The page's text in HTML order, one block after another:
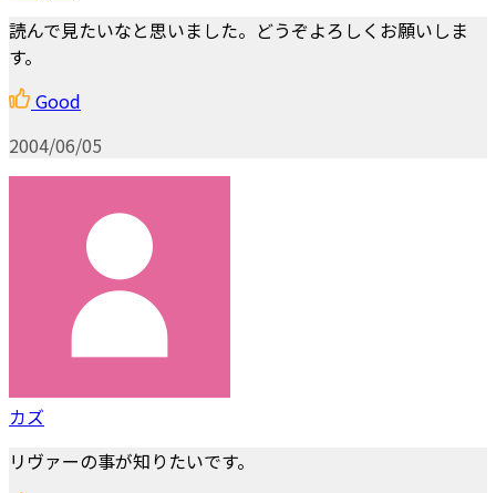
読んで見たいなと思いました。どうぞよろしくお願いしま
す。
Good
2004/06/05
カズ
リヴァーの事が知りたいです。